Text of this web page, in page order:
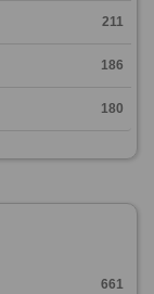
211
186
180
661